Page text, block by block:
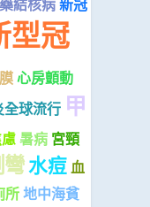
結核病新冠
型冠
心房顫動
全球流行 甲
暑病 宮頸
水痘血
所地中海貧